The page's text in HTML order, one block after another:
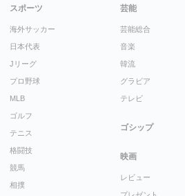
スポーツ
海外サッカー
日本代表
Jリーグ
プロ野球
MLB
ゴルフ
テニス
格闘技
競馬
相撲
芸能
芸能総合
音楽
韓流
グラビア
テレビ
ゴシップ
映画
レビュー